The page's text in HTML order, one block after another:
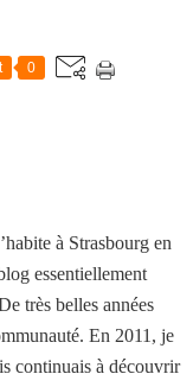
0
à Strasbourg en
essentiellement
très belles années
En 2011, je
continuais à découvrir